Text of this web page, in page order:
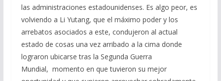
las administraciones estadounidenses. Es algo peor, es
volviendo a Li Yutang, que el máximo poder y los
arrebatos asociados a este, condujeron al actual
estado de cosas una vez arribado a la cima donde
lograron ubicarse tras la Segunda Guerra
Mundial, momento en que tuvieron su mejor